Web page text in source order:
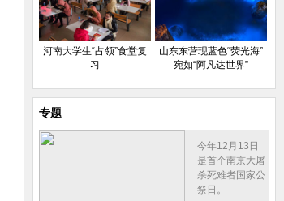
河南大学生“占领”食堂复
习
山东东营现蓝色“荧光海”
宛如“阿凡达世界”
专题
今年12月13日
是首个南京大屠
杀死难者国家公
祭日。